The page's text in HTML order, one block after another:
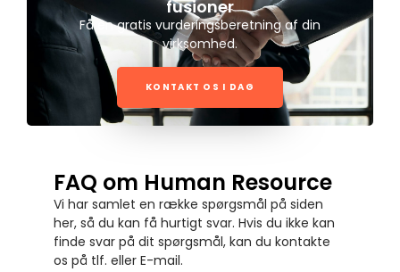
fusioner
Få en gratis vurderingsberetning af din
virksomhed.
KONTAKT OS I DAG
FAQ om Human Resource
Vi har samlet en række spørgsmål på siden
her, så du kan få hurtigt svar. Hvis du ikke kan
finde svar på dit spørgsmål, kan du kontakte
os på tlf. eller E-mail.